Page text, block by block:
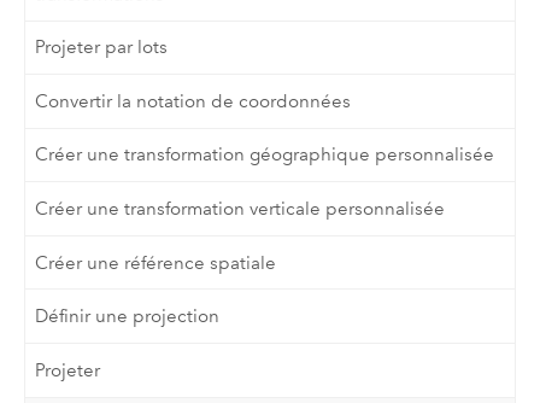
Projeter par lots
Convertir la notation de coordonnées
Créer une transformation géographique personnalisée
Créer une transformation verticale personnalisée
Créer une référence spatiale
Définir une projection
Projeter